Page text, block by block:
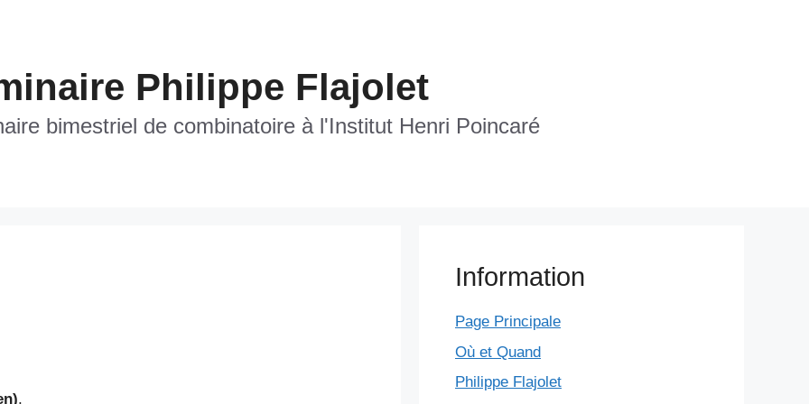
Philippe Flajolet
bimestriel de combinatoire à l'Institut Henri Poincaré
,
Information
Page Principale
Où et Quand
Philippe Flajolet